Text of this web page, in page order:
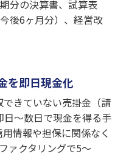
分の決算書、試算表
後6ヶ月分）、経営改
を即日現金化
きていない売掛金（請
〜数日で現金を得る手
情報や担保に関係なく
ァクタリングで5〜